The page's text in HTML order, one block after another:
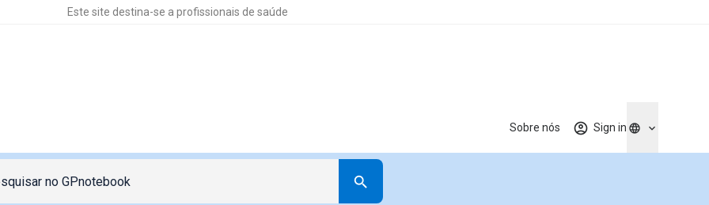
Este site destina-se a profissionais de saúde
Sobre nós Sign in